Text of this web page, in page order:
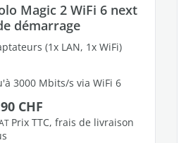
Magic 2 WiFi 6 next
démarrage
(1x LAN, 1x WiFi)
3000 Mbits/s via WiFi 6
Ethernet Gigabit libres
:
CHF
Prix TTC, frais de livraison